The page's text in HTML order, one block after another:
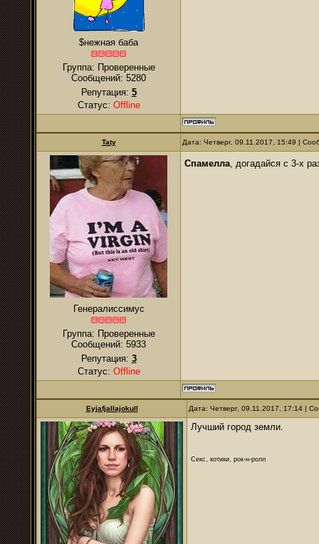
$нежная баба
Группа: Проверенные
Сообщений: 5280
Репутация: 5
Статус: Offline
Taty Дата: Четверг, 09.11.2017, 15:49 |
Генералиссимус
Группа: Проверенные
Сообщений: 5933
Репутация: 3
Статус: Offline
Спамелла, догадайся с 3-х
Eyjafjallajokull Дата: Четверг, 09.11.2017, 17:14 |
Лучший город земли.
Секс, котики, рок-н-ролл